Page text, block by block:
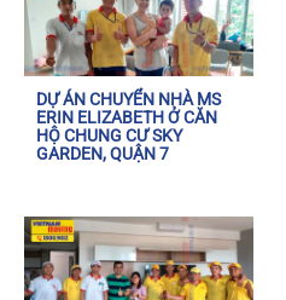
DỰ ÁN CHUYỂN NHÀ MS
ERIN ELIZABETH Ở CĂN
HỘ CHUNG CƯ SKY
GARDEN, QUẬN 7